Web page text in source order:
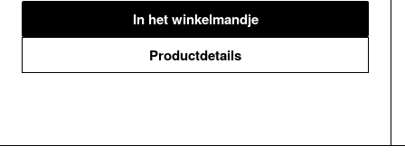
In het winkelmandje
Productdetails